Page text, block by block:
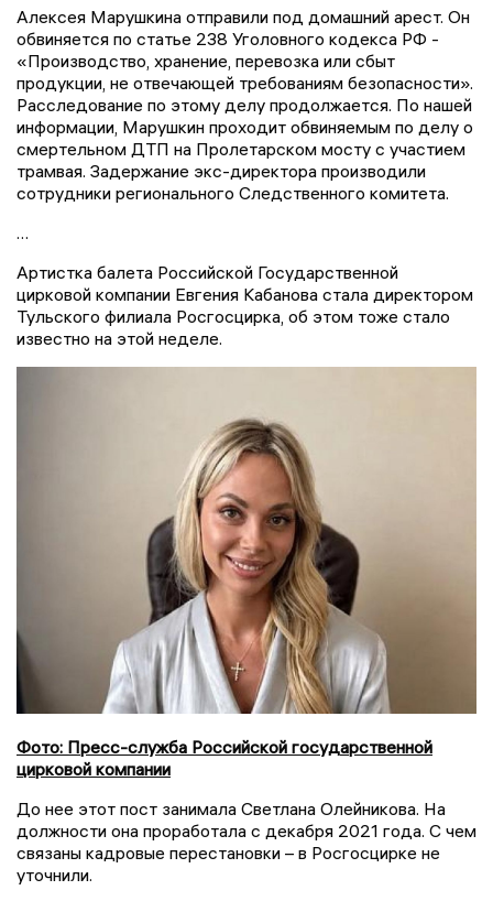
Алексея Марушкина отправили под домашний арест. Он
обвиняется по статье 238 Уголовного кодекса РФ -
«Производство, хранение, перевозка или сбыт
продукции, не отвечающей требованиям безопасности».
Расследование по этому делу продолжается. По нашей
информации, Марушкин проходит обвиняемым по делу о
смертельном ДТП на Пролетарском мосту с участием
трамвая. Задержание экс-директора производили
сотрудники регионального Следственного комитета.
…
Артистка балета Российской Государственной
цирковой компании Евгения Кабанова стала директором
Тульского филиала Росгосцирка, об этом тоже стало
известно на этой неделе.
Фото: Пресс-служба Российской государственной
цирковой компании
До нее этот пост занимала Светлана Олейникова. На
должности она проработала с декабря 2021 года. С чем
связаны кадровые перестановки – в Росгосцирке не
уточнили.